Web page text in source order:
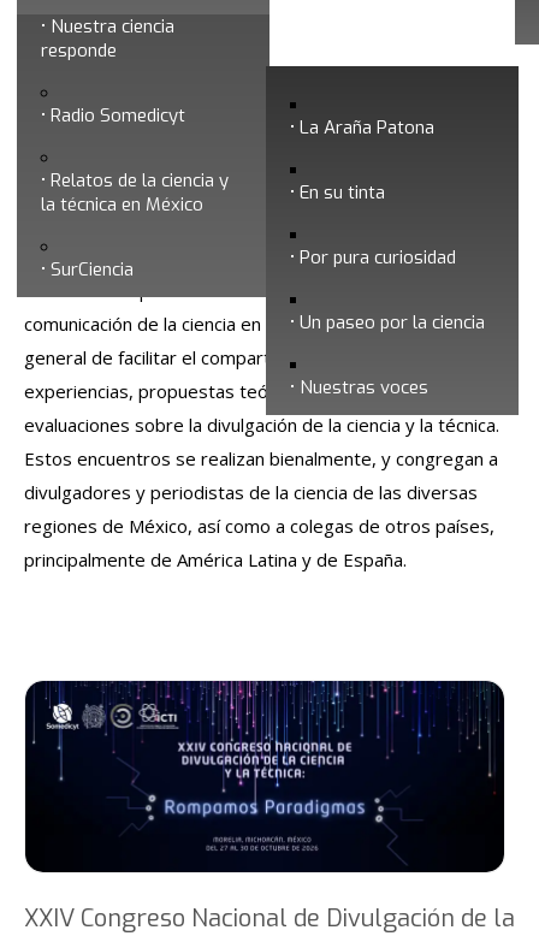
Nuestra ciencia
responde
Radio Somedicyt La Araña Patona
En su tinta
Por pura curiosidad
Un paseo por la ciencia
Nuestras voces
Relatos de la ciencia y
la técnica en México
SurCiencia
Congresos
Los congresos de la SOMEDICyT son espacios de
comunicación de la ciencia en México. Tienen el propósito
general de facilitar el compartir ideas, reflexiones,
experiencias, propuestas teóricas, investigaciones y
evaluaciones sobre la divulgación de la ciencia y la técnica.
Estos encuentros se realizan bienalmente, y congregan a
divulgadores y periodistas de la ciencia de las diversas
regiones de México, así como a colegas de otros países,
principalmente de América Latina y de España.
XXIV Congreso Nacional de Divulgación de la